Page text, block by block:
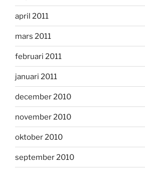
april 2011
mars 2011
februari 2011
januari 2011
december 2010
november 2010
oktober 2010
september 2010